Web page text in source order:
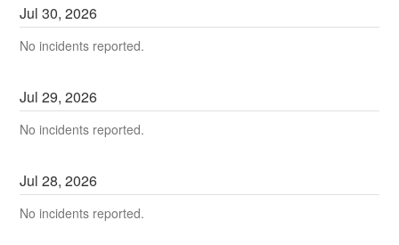
Jul30,2026
No incidents reported.
Jul29,2026
No incidents reported.
Jul28,2026
No incidents reported.